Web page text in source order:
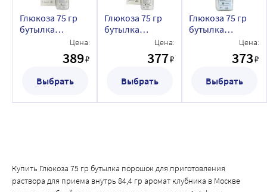
Глюкоза 75 гр
бутылка
порошок для
приготовления
раствора для
приема внутрь
84,4 гр аромат
Цена:
389₽
Выбрать
Глюкоза 75 гр
бутылка
порошок для
приготовления
раствора для
приема внутрь
84,4 гр аромат
Цена:
377₽
Выбрать
Глюкоза 75 гр
бутылка
порошок для
приготовления
раствора для
приема внутрь
84,4 гр аромат
Цена:
373₽
Выбрать
Купить Глюкоза 75 гр бутылка порошок для приготовления
раствора для приема внутрь 84,4 гр аромат клубника в Москве